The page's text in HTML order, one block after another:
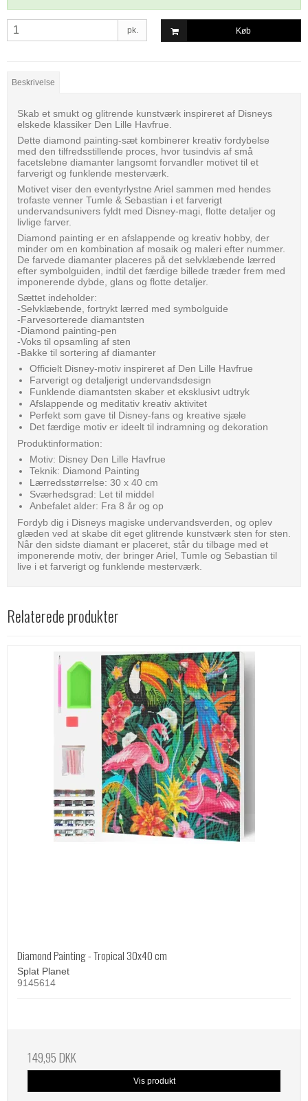
pk. Køb
Beskrivelse
Skab et smukt og glitrende kunstværk inspireret af Disneys
elskede klassiker Den Lille Havfrue.
Dette diamond painting-sæt kombinerer kreativ fordybelse
med den tilfredsstillende proces, hvor tusindvis af små
facetslebne diamanter langsomt forvandler motivet til et
farverigt og funklende mesterværk.
Motivet viser den eventyrlystne Ariel sammen med hendes
trofaste venner Tumle & Sebastian i et farverigt
undervandsunivers fyldt med Disney-magi, flotte detaljer og
livlige farver.
Diamond painting er en afslappende og kreativ hobby, der
minder om en kombination af mosaik og maleri efter nummer.
De farvede diamanter placeres på det selvklæbende lærred
efter symbolguiden, indtil det færdige billede træder frem med
imponerende dybde, glans og flotte detaljer.
Sættet indeholder:
-Selvklæbende, fortrykt lærred med symbolguide
-Farvesorterede diamantsten
-Diamond painting-pen
-Voks til opsamling af sten
-Bakke til sortering af diamanter
Officielt Disney-motiv inspireret af Den Lille Havfrue
Farverigt og detaljerigt undervandsdesign
Funklende diamantsten skaber et eksklusivt udtryk
Afslappende og meditativ kreativ aktivitet
Perfekt som gave til Disney-fans og kreative sjæle
Det færdige motiv er ideelt til indramning og dekoration
Produktinformation:
Motiv: Disney Den Lille Havfrue
Teknik: Diamond Painting
Lærredsstørrelse: 30 x 40 cm
Sværhedsgrad: Let til middel
Anbefalet alder: Fra 8 år og op
Fordyb dig i Disneys magiske undervandsverden, og oplev
glæden ved at skabe dit eget glitrende kunstværk sten for sten.
Når den sidste diamant er placeret, står du tilbage med et
imponerende motiv, der bringer Ariel, Tumle og Sebastian til
live i et farverigt og funklende mesterværk.
Relaterede produkter
Diamond Painting - Tropical 30x40 cm
Splat Planet
9145614
149,95 DKK
Vis produkt